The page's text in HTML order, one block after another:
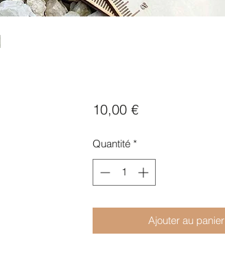
10,00 €Prix
Quantité *
Ajouter au panier